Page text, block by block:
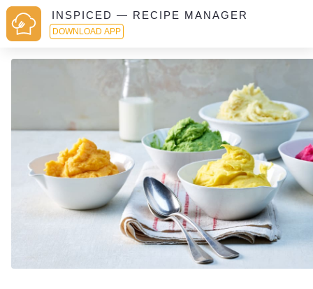
INSPICED — RECIPE MANAGER
DOWNLOAD APP